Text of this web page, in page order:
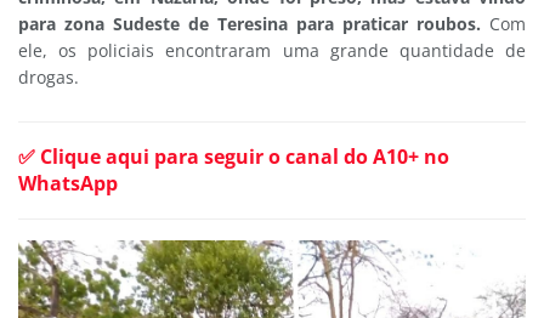
para zona Sudeste de Teresina para praticar roubos. Com
ele, os policiais encontraram uma grande quantidade de
drogas.
✅ Clique aqui para seguir o canal do A10+ no
WhatsApp